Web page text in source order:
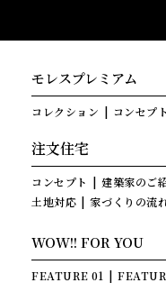
モレスプレミアム
コレクション コンセプ
注文住宅
コンセプト 建築家のご
土地対応
家づくりの流
WOW!! FOR YOU
FEATURE 01